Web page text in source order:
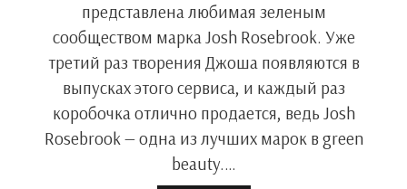
представлена любимая зеленым
сообществом марка Josh Rosebrook. Уже
третий раз творения Джоша появляются в
выпусках этого сервиса, и каждый раз
коробочка отлично продается, ведь Josh
Rosebrook — одна из лучших марок в green
beauty.…